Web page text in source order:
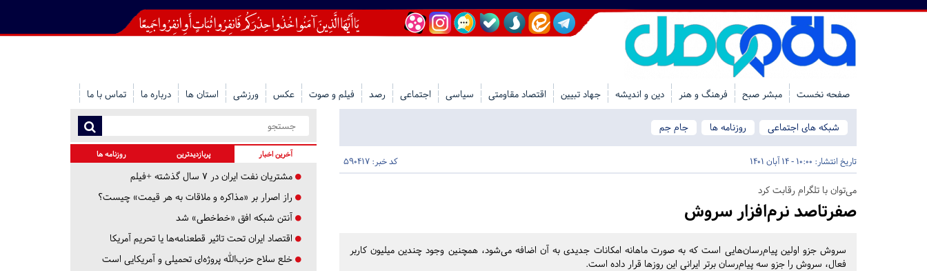
صفحه نخست مبشر صبح فرهنگ و هنر دین و اندیشه جهاد تبیین اقتصاد مقاومتی سیاسی اجتماعی رصد فیلم و صوت عکس ورزشی استان ها درباره ما تماس با ما
شبکه های اجتماعی روزنامه ها جام جم
تاریخ انتشار: 10:00 - 14 آبان 1401 کد خبر: 590417
می‌توان با تلگرام رقابت کرد
صفرتاصد نرم‌افزار سروش
سروش جزو اولین پیام‌رسان‌هایی است که به صورت ماهانه امکانات جدیدی به آن اضافه می‌شود، همچنین وجود چندین میلیون کاربر
فعال، سروش را جزو سه پیام‌رسان برتر ایرانی این روزها قرار داده است.
آخرین اخبار پربازدیدترین روزنامه ها
مشتریان نفت ایران در ۷ سال گذشته +فیلم
راز اصرار بر «مذاکره و ملاقات به هر قیمت» چیست؟
آنتن شبکه افق «خط‌خطی» شد
اقتصاد ایران تحت تاثیر قطعنامه‌ها یا تحریم‌ آمریکا
خلع سلاح حزب‌الله پروژه‌ای تحمیلی و آمریکایی است